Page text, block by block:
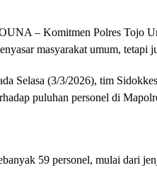
– Komitmen Polres Tojo
masyarakat umum, tetapi
Selasa (3/3/2026), tim
puluhan personel di
59 personel, mulai dari